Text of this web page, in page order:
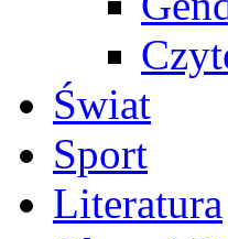
Świat
Sport
Literatura